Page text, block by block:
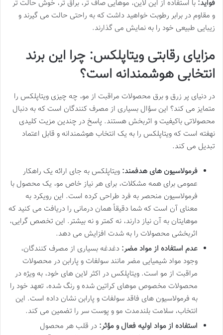
فواید: با استفاده از این لاین، موهایی صاف تر، براق تر، خوش حالت تر
و مقاوم در برابر رطوبت خواهید داشت که به راحتی حالت می گیرند و
زیبایی طبیعی خود را به نمایش می گذارند.
مزایای رقابتی ویتاپلکس: چرا این برند
انتخابی هوشمندانه است؟
در دنیای پر زرق و برق محصولات مراقبت از مو، چه چیزی ویتاپلکس را
متمایز می کند؟ این سؤال بسیاری از مصرف کنندگان است که به دنبال
محصولاتی باکیفیت و اثربخش هستند. پاسخ در چندین مزیت کلیدی
نهفته است که ویتاپلکس را به یک انتخاب هوشمندانه و قابل اعتماد
تبدیل می کند.
فرمولاسیون های هدفمند: ویتاپلکس به جای ارائه یک راهکار
عمومی برای همه مشکلات، برای هر نیاز خاص مو، یک محصول با
فرمولاسیون منحصر به فرد طراحی کرده است. این رویکرد به
معنای آن است که شما دقیقاً همان درمانی را دریافت می کنید که
موهایتان به آن نیاز دارند، نه کمتر و نه بیشتر. این تخصص گرایی،
اثربخشی محصولات را به شدت افزایش می دهد.
عدم استفاده از مواد مضر: دغدغه بسیاری از مصرف کنندگان،
وجود مواد شیمیایی مضر مانند سولفات و پارابن در محصولات
مراقبت از مو است. ویتاپلکس در اکثر لاین های خود، به ویژه در
محصولات مخصوص موهای کراتین شده و رنگ شده، تعهد خود را
به فرمولاسیون های فاقد سولفات و پارابن نشان داده است. این
انتخاب، سلامت بلندمدت مو و پوست سر را تضمین می کند.
استفاده از مواد اولیه فعال و مؤثر: در قلب هر محصول